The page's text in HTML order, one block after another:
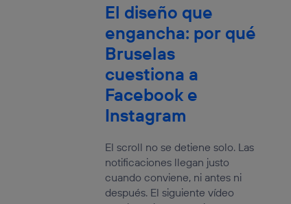
El diseño que
engancha: por qué
Bruselas
cuestiona a
Facebook e
Instagram
El scroll no se detiene solo. Las
notificaciones llegan justo
cuando conviene, ni antes ni
después. El siguiente vídeo